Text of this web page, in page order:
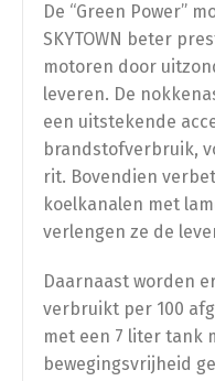
Bescherming
Opvoeren
Afstelling
Afstelling
De “Green Power”
SKYTOWN beter
motoren door
leveren. De
een uitstekende
brandstofverbruik,
rit. Bovendien
koelkanalen met
verlengen ze de
Daarnaast worden
verbruikt per 100
met een 7 liter tank
bewegingsvrijheid